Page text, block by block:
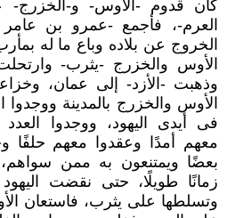
كان قدوم -الأوس- و-
العرم-، فأجمع -عمرو بن عامر
الخروج عن بلاده وباع ما له
الأوس والخزرج -يثرب-
وذهبت -الأزد- إلى عمان،
الأوس والخزرج بالمدينة ووجدوا
فى أيدى اليهود، ووجدوا العدد
معهم أمدًا وعقدوا معهم حلفًا
بعضًا ويمتنعون به ممن
زمانًا طويلًا، حتى نقضت
وتسلطها على يثرب، فاستعان